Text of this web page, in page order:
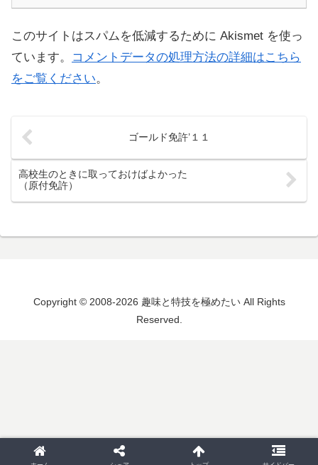
このサイトはスパムを低減するために Akismet を使っ
ています。
コメントデータの処理方法の詳細はこちら
をご覧ください。
ゴールド免許’１１
高校生のときに取っておけばよかった
（原付免許）
Copyright © 2008-2026 趣味と特技を極めたい All Rights
Reserved.